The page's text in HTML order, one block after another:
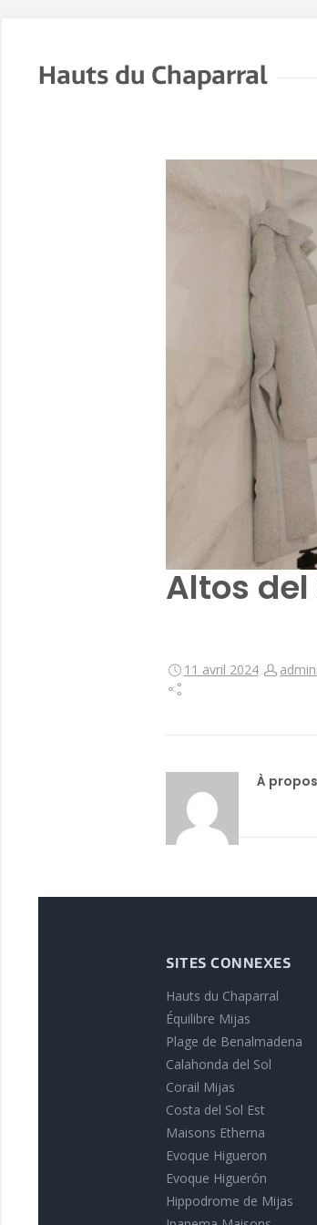
Hauts du Chaparral
Altos
11 avril 2024
À
SITES CONNEXES
Hauts du Chaparral
Équilibre Mijas
Plage de Benalmadena
Calahonda del Sol
Corail Mijas
Costa del Sol Est
Maisons Etherna
Evoque Higueron
Evoque Higuerón
Hippodrome de Mijas